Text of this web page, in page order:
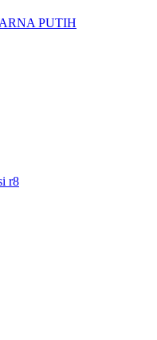
PUTIH
r8